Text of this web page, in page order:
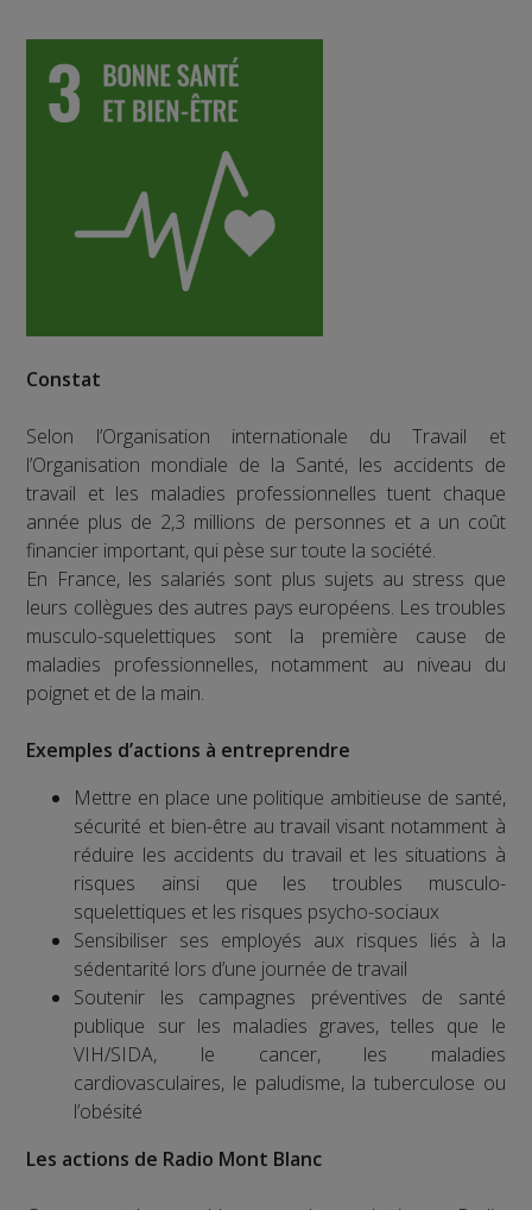
Constat
Selon l’Organisation internationale du Travail et
l’Organisation mondiale de la Santé, les accidents de
travail et les maladies professionnelles tuent chaque
année plus de 2,3 millions de personnes et a un coût
financier important, qui pèse sur toute la société.
En France, les salariés sont plus sujets au stress que
leurs collègues des autres pays européens. Les troubles
musculo-squelettiques sont la première cause de
maladies professionnelles, notamment au niveau du
poignet et de la main.
Exemples d’actions à entreprendre
Mettre en place une politique ambitieuse de santé,
sécurité et bien-être au travail visant notamment à
réduire les accidents du travail et les situations à
risques ainsi que les troubles musculo-
squelettiques et les risques psycho-sociaux
Sensibiliser ses employés aux risques liés à la
sédentarité lors d’une journée de travail
Soutenir les campagnes préventives de santé
publique sur les maladies graves, telles que le
VIH/SIDA, le cancer, les maladies
cardiovasculaires, le paludisme, la tuberculose ou
l’obésité
Les actions de Radio Mont Blanc